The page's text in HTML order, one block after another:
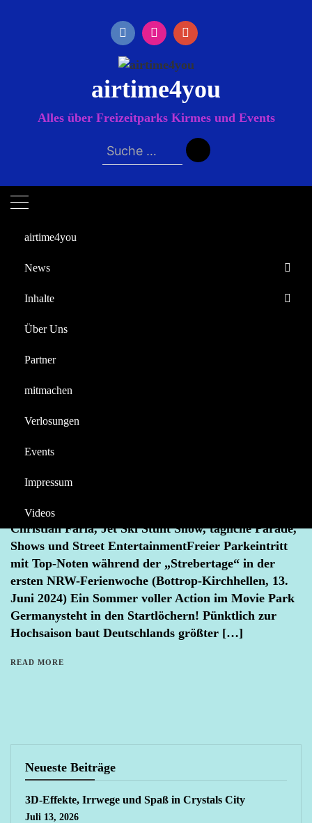
airtime4you
Alles über Freizeitparks Kirmes und Events
Suche
nach:
airtime4you
News
Europa-Park
Inhalte
Reportagen
Über Uns
Partner
mitmachen
Verlosungen
Events
Impressum
Videos
Startseite
Sherlock Holmes
News
Entertainment – Sommer im Movie Park Germany
JUNI 14, 2024
sorgt für filmreifes Programm: Magic Show mit
Christian Farla, Jet Ski Stunt Show, tägliche Parade,
Shows und Street EntertainmentFreier Parkeintritt
mit Top-Noten während der „Strebertage“ in der
ersten NRW-Ferienwoche (Bottrop-Kirchhellen, 13.
Juni 2024) Ein Sommer voller Action im Movie Park
Germanysteht in den Startlöchern! Pünktlich zur
Hochsaison baut Deutschlands größter […]
READ MORE
Neueste Beiträge
3D-Effekte, Irrwege und Spaß in Crystals City
Juli 13, 2026